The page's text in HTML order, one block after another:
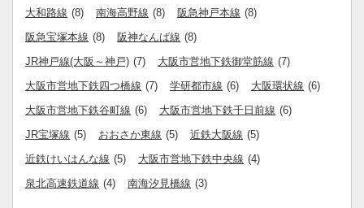
大和路線 (8) 南海高野線 (8) 阪急神戸本線 (8)
阪急宝塚本線 (8) 阪神なんば線 (8)
JR神戸線(大阪～神戸) (7) 大阪市営地下鉄御堂筋線 (7)
大阪市営地下鉄四つ橋線 (7) 学研都市線 (6) 大阪環状線 (6)
大阪市営地下鉄谷町線 (6) 大阪市営地下鉄千日前線 (6)
JR宝塚線 (5) おおさか東線 (5) 近鉄大阪線 (5)
近鉄けいはんな線 (5) 大阪市営地下鉄中央線 (4)
泉北高速鉄道線 (4) 南海汐見橋線 (3)